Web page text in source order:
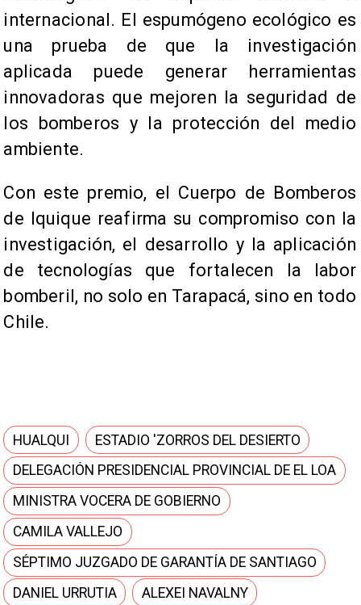
internacional. El espumógeno ecológico es
una prueba de que la investigación
aplicada puede generar herramientas
innovadoras que mejoren la seguridad de
los bomberos y la protección del medio
ambiente.​
Con este premio, el Cuerpo de Bomberos
de Iquique reafirma su compromiso con la
investigación, el desarrollo y la aplicación
de tecnologías que fortalecen la labor
bomberil, no solo en Tarapacá, sino en todo
Chile.
HUALQUI
ESTADIO 'ZORROS DEL DESIERTO
DELEGACIÓN PRESIDENCIAL PROVINCIAL DE EL LOA
MINISTRA VOCERA DE GOBIERNO
CAMILA VALLEJO
SÉPTIMO JUZGADO DE GARANTÍA DE SANTIAGO
DANIEL URRUTIA
ALEXEI NAVALNY